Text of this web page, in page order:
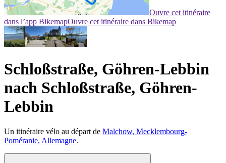
Ouvre cet itinéraire
dans l’app BikemapOuvre cet itinéraire dans Bikemap
Schloßstraße, Göhren-Lebbin
nach Schloßstraße, Göhren-
Lebbin
Un itinéraire vélo au départ de Malchow, Mecklembourg-
Poméranie, Allemagne.